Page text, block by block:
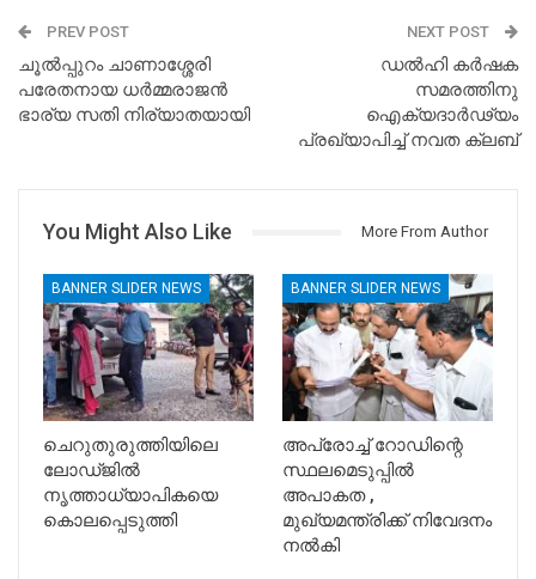
PREV POST
ചൂൽപ്പുറം ചാണാശ്ശേരി
പരേതനായ ധർമ്മരാജൻ
ഭാര്യ സതി നിര്യാതയായി
NEXT POST
ഡൽഹി കർഷക
സമരത്തിനു
ഐക്യദാർഢ്യം
പ്രഖ്യാപിച്ച് നവത ക്ലബ്
You Might Also Like More From Author
BANNER SLIDER NEWS
ചെറുതുരുത്തിയിലെ
ലോഡ്ജിൽ
നൃത്താധ്യാപികയെ
കൊലപ്പെടുത്തി
BANNER SLIDER NEWS
അപ്രോച്ച് റോഡിന്റെ
സ്ഥലമെടുപ്പിൽ
അപാകത ,
മുഖ്യമന്ത്രിക്ക് നിവേദനം
നൽകി